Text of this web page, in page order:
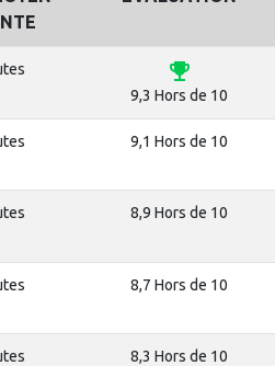
emoji_events
9,3 Hors de 10
9,1 Hors de 10
8,9 Hors de 10
8,7 Hors de 10
8,3 Hors de 10